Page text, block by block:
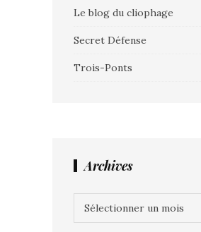
Le blog du cliophage
Secret Défense
Trois-Ponts
Archives